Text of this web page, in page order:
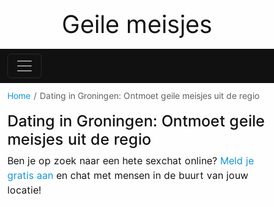
Geile meisjes
Home Dating in Groningen: Ontmoet geile meisjes uit de regio
Dating in Groningen: Ontmoet geile
meisjes uit de regio
Ben je op zoek naar een hete sexchat online? Meld je
gratis aan en chat met mensen in de buurt van jouw
locatie!